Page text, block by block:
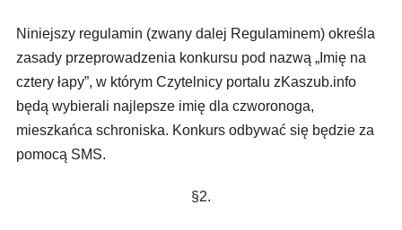
Niniejszy regulamin (zwany dalej Regulaminem) określa
zasady przeprowadzenia konkursu pod nazwą „Imię na
cztery łapy”, w którym Czytelnicy portalu zKaszub.info
będą wybierali najlepsze imię dla czworonoga,
mieszkańca schroniska. Konkurs odbywać się będzie za
pomocą SMS.
§2.